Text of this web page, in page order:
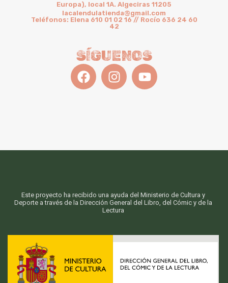
Europa), local 1A. Algeciras 11205
lacalendulatienda@gmail.com
Teléfonos: Elena 610 01 02 16 // Rocío 636 24 60
42
SÍGUENOS
Este proyecto ha recibido una ayuda del Ministerio de Cultura y
Deporte a través de la Dirección General del Libro, del Cómic y de la
Lectura